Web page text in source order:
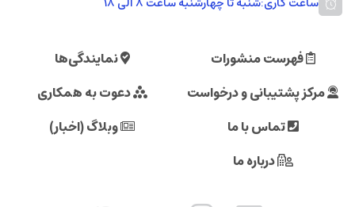
فهرست منشورات
نمایندگی‌ها
مرکز پشتیبانی و درخواست
دعوت به همکاری
تماس با ما
وبلاگ (اخبار)
درباره ما